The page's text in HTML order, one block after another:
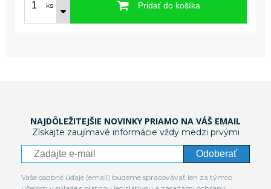
ks Pridať do košíka
NAJDÔLEŽITEJŠIE NOVINKY PRIAMO NA VÁŠ EMAIL
Získajte zaujímavé informácie vždy medzi prvými
Odoberať
Vaše osobné údaje (email) budeme spracovávať len za týmto